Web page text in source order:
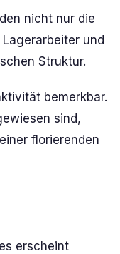
nicht nur die
und
Struktur.
bemerkbar.
sind,
florierenden
erscheint